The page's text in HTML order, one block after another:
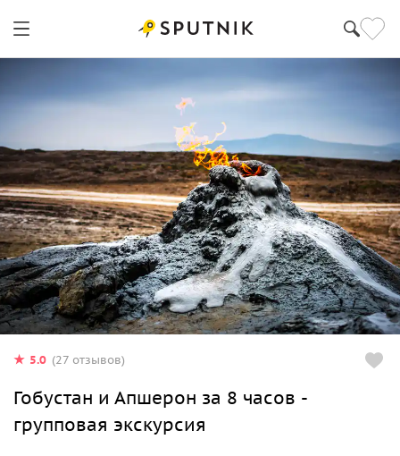
5.0 (27 отзывов)
Гобустан и Апшерон за 8 часов -
групповая экскурсия